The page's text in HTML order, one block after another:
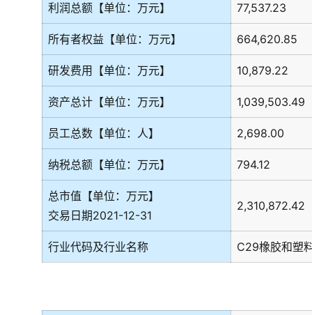
利润总额【单位：万元】 77,537.23
所有者权益【单位：万元】 664,620.85
研发费用【单位：万元】 10,879.22
资产总计【单位：万元】 1,039,503.49
员工总数【单位：人】 2,698.00
纳税总额【单位：万元】 794.12
总市值【单位：万元】
交易日期2021-12-31
2,310,872.42
行业代码及行业名称 C29橡胶和塑